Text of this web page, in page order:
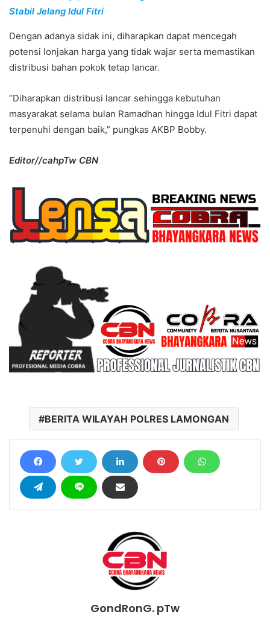
Stabil Jelang Idul Fitri
Dengan adanya sidak ini, diharapkan dapat mencegah
potensi lonjakan harga yang tidak wajar serta memastikan
distribusi bahan pokok tetap lancar.
“Diharapkan distribusi lancar sehingga kebutuhan
masyarakat selama bulan Ramadhan hingga Idul Fitri dapat
terpenuhi dengan baik,” pungkas AKBP Bobby.
Editor//cahpTw CBN
BERITA WILAYAH POLRES LAMONGAN
GondRonG. pTw